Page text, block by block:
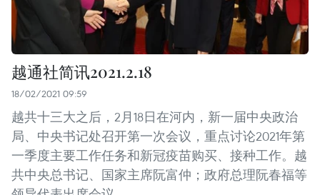
越通社简讯2021.2.18
18/02/2021 09:59
越共十三大之后，2月18日在河内，新一届中央政治
局、中央书记处召开第一次会议，重点讨论2021年第
一季度主要工作任务和新冠疫苗购买、接种工作。越
共中央总书记、国家主席阮富仲；政府总理阮春福等